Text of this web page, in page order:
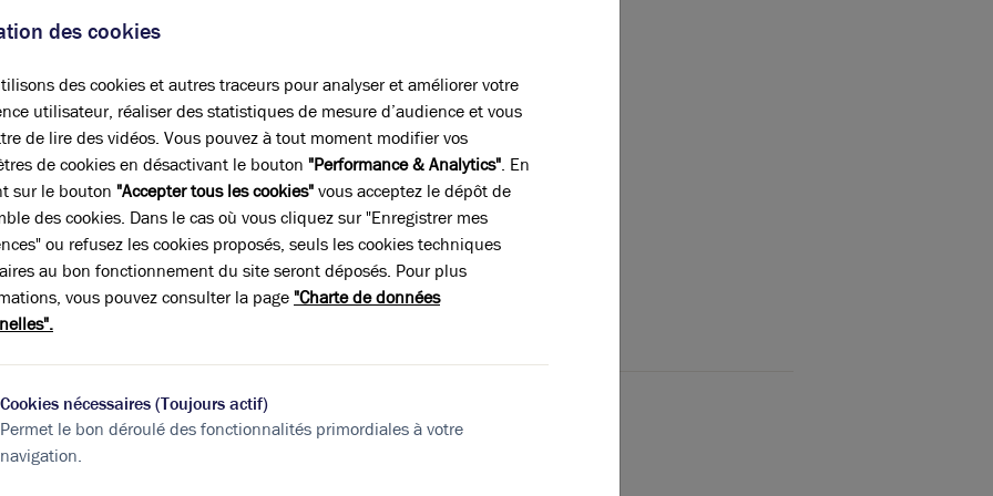
niveaux de certification (argent, or, et platine) en fonction des notes
chaque critère. Le processus se déroule en cinq étapes : l’enregistrement en
de document, la vérification des performances du bâtiment qu’effectuera un
WELL, et enfin la certification. La cinquième étape est le re-certification :
WELL n’est toutefois valable que trois ans.
souligne plusieurs avantages à l’obtention de sa certification. Son souci
bien-être humain. L’avantage d’une labellisation WELL se révèle donc
une entreprise pour au moins deux raisons : son éthique, manifestée par sa
et à se remettre en question, mais aussi la possibilité d’améliorer ses
d’augmenter sa rentabilité tout en prenant soin de ses collaborateurs.
intéresser
des cookies
des cookies et autres traceurs pour analyser et améliorer votre
utilisateur, réaliser des statistiques de mesure d’audience et vous
de lire des vidéos. Vous pouvez à tout moment modifier vos
de cookies en désactivant le bouton "Performance & Analytics". En
sur le bouton "Accepter tous les cookies"vous acceptez le dépôt de
des cookies. Dans le cas où vous cliquez sur "Enregistrer mes
ou refusez les cookies proposés, seuls les cookies techniques
au bon fonctionnement du site seront déposés. Pour plus
vous pouvez consulter la page"Charte de données
Cookies nécessaires (Toujours actif)
Permet le bon déroulé des fonctionnalités primordiales à votre
navigation.